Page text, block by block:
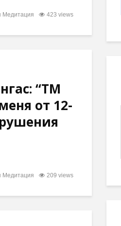
Медитация 423 views
“ТМ
от 12-
Медитация 209 views